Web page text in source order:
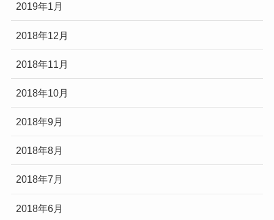
2019年1月
2018年12月
2018年11月
2018年10月
2018年9月
2018年8月
2018年7月
2018年6月